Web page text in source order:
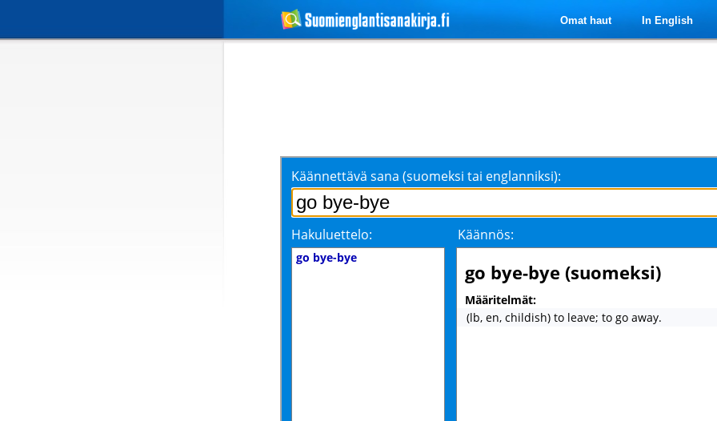
Omat haut In English
Käännettävä sana (suomeksi tai englanniksi):
Hakuluettelo: Käännös:
go bye-bye
go bye-bye (suomeksi)
Määritelmät:
(lb, en, childish) to leave; to go away.